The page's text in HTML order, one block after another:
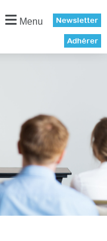
Menu Newsletter
Adhérer